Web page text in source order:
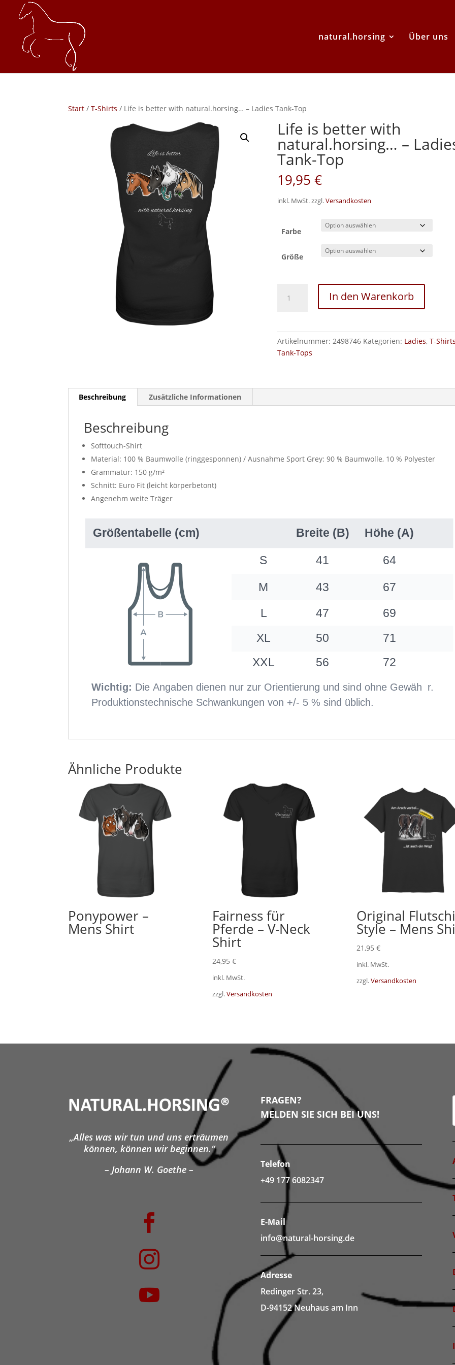
natural.horsing Über uns
Start /T-Shirts / Life is better with natural.horsing… – Ladies Tank-Top
Life is better with
natural.horsing… –
Tank-Top
19,95€
inkl. MwSt.zzgl.Versandkosten
Farbe
Größe
natural.horsing...
In den Warenkorb
Artikelnummer:2498746 Kategorien: Ladies,T-
Tank-Tops
Beschreibung Zusätzliche Informationen
Beschreibung
Softtouch-Shirt
Material: 100 % Baumwolle (ringgesponnen) / Ausnahme Sport Grey: 90 % Baumwolle, 10 % Polyester
Grammatur: 150 g/m²
Schnitt: Euro Fit (leicht körperbetont)
Angenehm weite Träger
Ähnliche Produkte
Ponypower –
Mens Shirt
Fairness für
Pferde – V-Neck
Shirt
24,95 €
inkl. MwSt.
zzgl.Versandkosten
Original
Style – Mens
21,95 €
inkl. MwSt.
zzgl.Versandkosten
„Alles was wir tun und uns erträumen
können, können wir beginnen.“
– Johann W. Goethe –



FRAGEN?
MELDEN SIE SICH BEI UNS!
Telefon
+49 177 6082347
E-Mail
info@natural-horsing.de
Adresse
Redinger Str. 23,
D-94152 Neuhaus am Inn